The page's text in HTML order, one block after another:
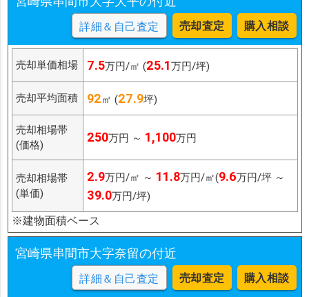
詳細＆自己査定 売却査定 購入相談
売却単価相場 7.5万円/㎡ (25.1万円/坪)
売却平均面積 92㎡ (27.9坪)
売却相場帯
(価格)
250万円 ～ 1,100万円
売却相場帯
(単価)
2.9万円/㎡ ～ 11.8万円/㎡(9.6万円/坪 ～
39.0万円/坪)
※建物面積ベース
宮崎県串間市大字奈留の付近
詳細＆自己査定 売却査定 購入相談